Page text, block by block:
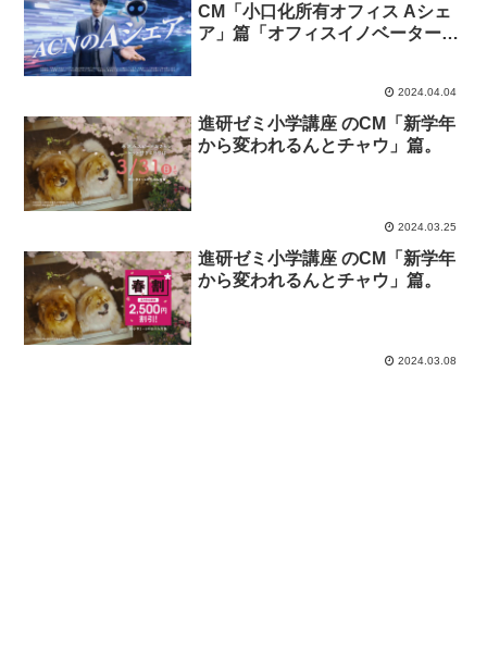
CM「小口化所有オフィス Aシェ
ア」篇「オフィスイノベーター」
2024.04.04
進研ゼミ小学講座 のCM「新学年
から変われるんとチャウ」篇。
2024.03.25
進研ゼミ小学講座 のCM「新学年
から変われるんとチャウ」篇。
2024.03.08